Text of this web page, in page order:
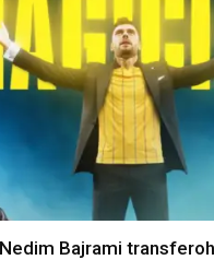
Bajrami